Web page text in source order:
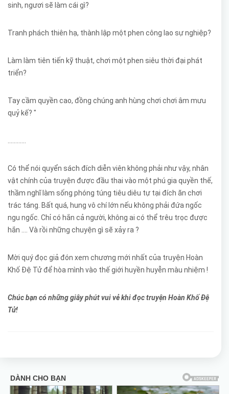
sinh, ngươi sẽ làm cái gì?
Tranh phách thiên hạ, thành lập một phen công lao sự nghiệp?
Làm làm tiên tiến kỹ thuật, chơi một phen siêu thời đại phát
triển?
Tay cầm quyền cao, đồng chúng anh hùng chơi chơi âm mưu
quỷ kế? "
Có thể nói quyển sách đích diễn viên không phải như vậy, nhân
vật chính của truyện được đầu thai vào một phú gia quyền thế,
thầm nghĩ làm sống phóng túng tiêu diêu tự tại đích ăn chơi
trác táng. Bất quá, hung vô chí lớn nếu không phải đứa ngốc
ngu ngốc. Chỉ có hắn cả người, không ai có thể trêu trọc được
hắn .... Và rồi những chuyện gì sẽ xảy ra ?
Mời quý đọc giả đón xem chương mới nhất của truyện Hoàn
Khố Đệ Tử để hòa mình vào thế giới huyền huyễn màu nhiệm !
Chúc bạn có những giây phút vui vẻ khi đọc truyện Hoàn Khố Đệ
Tử!